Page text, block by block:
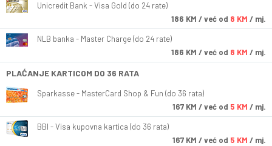
Unicredit Bank - Visa Gold (do 24 rate)
186 KM / već od 8 KM / mj.
NLB banka - Master Charge (do 24 rate)
186 KM / već od 8 KM / mj.
PLAĆANJE KARTICOM DO 36 RATA
Sparkasse - MasterCard Shop & Fun (do 36 rata)
167 KM / već od 5 KM / mj.
BBI - Visa kupovna kartica (do 36 rata)
167 KM / već od 5 KM / mj.